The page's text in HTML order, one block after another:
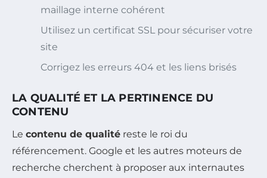
maillage interne cohérent
Utilisez un certificat SSL pour sécuriser votre
site
Corrigez les erreurs 404 et les liens brisés
LA QUALITÉ ET LA PERTINENCE DU
CONTENU
Le contenu de qualité reste le roi du
référencement. Google et les autres moteurs de
recherche cherchent à proposer aux internautes